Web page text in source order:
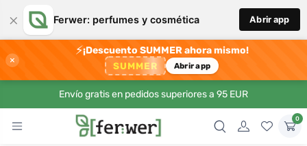
× Ferwer: perfumes y cosmética Abrir app
×
⚡¡Descuento SUMMER ahora mismo!
SUMMER Abrir app
Envío gratis en pedidos superiores a 95 EUR
0